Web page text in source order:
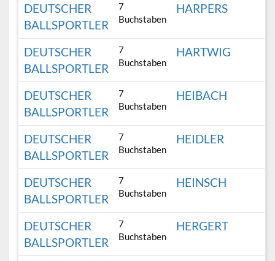
DEUTSCHER
BALLSPORTLER
7
Buchstaben
HARPERS
DEUTSCHER
BALLSPORTLER
7
Buchstaben
HARTWIG
DEUTSCHER
BALLSPORTLER
7
Buchstaben
HEIBACH
DEUTSCHER
BALLSPORTLER
7
Buchstaben
HEIDLER
DEUTSCHER
BALLSPORTLER
7
Buchstaben
HEINSCH
DEUTSCHER
BALLSPORTLER
7
Buchstaben
HERGERT